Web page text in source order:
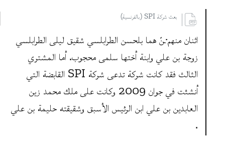
بعث شركة SPI (بالفرنسية)
اثنان منهم·ـنّ هما بلحسن الطرابلسي شقيق ليلى الطرابلسي
زوجة بن علي وابنة أختها سلمى محجوب. أما المشتري
الثالث فقد كانت شركة تدعى شركة SPI القابضة التي
أنشئت في جوان 2009 وكانت على ملك محمد زين
العابدين بن علي ابن الرئيس الأسبق وشقيقته حليمة بن علي
.